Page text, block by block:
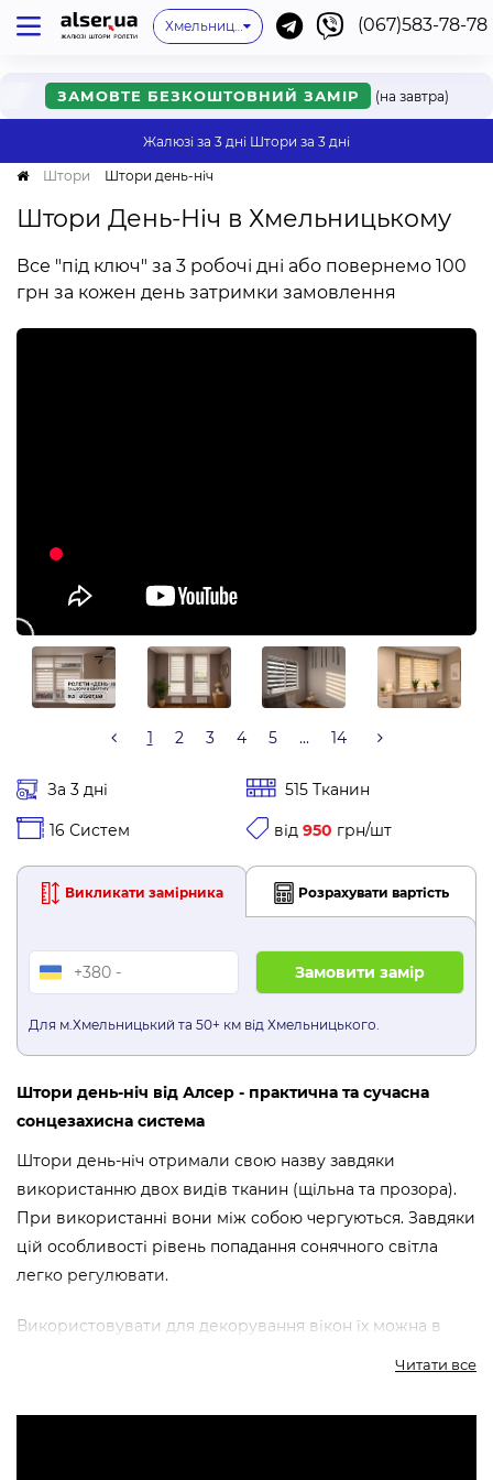
Немає мого міста
Київ
Одеса
Львів Івано-Франківськ
Хмельницький
(067)583-78-78
ЗАМОВТЕ БЕЗКОШТОВНИЙ ЗАМІР (на завтра)
Жалюзі за 3 дні Штори за 3 дні
Штори Штори день-ніч
Штори День-Ніч в Хмельницькому
Все "під ключ" за 3 робочі дні або повернемо 100
грн за кожен день затримки замовлення
1 2 3 4 5 ... 14
За 3 дні 515 Тканин
16 Систем від 950 грн/шт
Викликати замірника Розрахувати вартість
Для м.Хмельницький та 50+ км від Хмельницького.
Штори день-ніч від Алсер - практична та сучасна
сонцезахисна система
Штори день-ніч отримали свою назву завдяки
використанню двох видів тканин (щільна та прозора).
При використанні вони між собою чергуються. Завдяки
цій особливості рівень попадання сонячного світла
легко регулювати.
Використовувати для декорування вікон їх можна в
Читати все